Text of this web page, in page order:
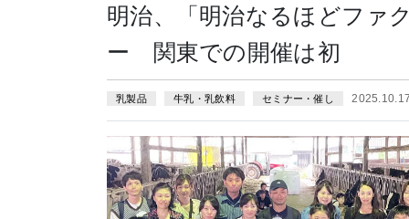
明治、「明治なるほどファ
ー 関東での開催は初
乳製品 牛乳・乳飲料 セミナー・催し